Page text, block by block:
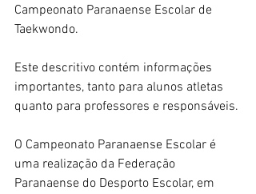
Campeonato Paranaense Escolar de
Taekwondo.
Este descritivo contém informações
importantes, tanto para alunos atletas
quanto para professores e responsáveis.
O Campeonato Paranaense Escolar é
uma realização da Federação
Paranaense do Desporto Escolar, em